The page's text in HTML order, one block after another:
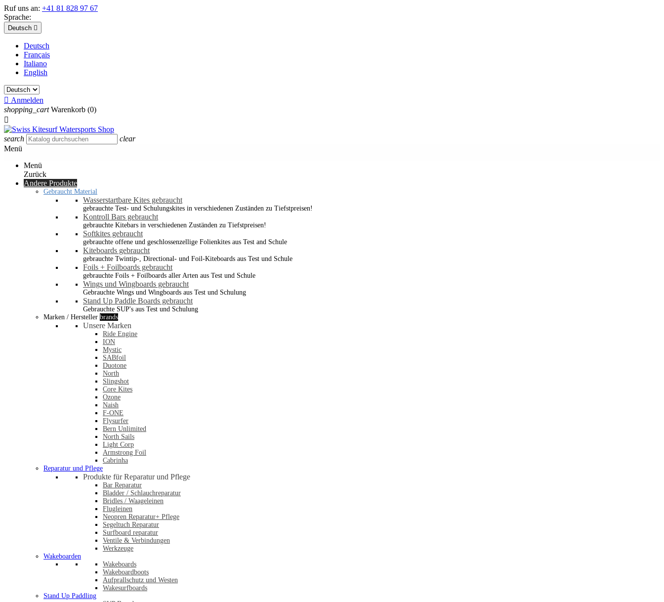
Ruf uns an: +41 81 828 97 67
Sprache:
Deutsch 
Deutsch
Français
Italiano
English
 Anmelden
shopping_cart Warenkorb (0)

search
clear
Menü
Menü
Zurück
Andere Produkte
Gebraucht Material
Wasserstartbare Kites gebraucht
gebrauchte Test- und Schulungskites in verschiedenen Zuständen zu Tiefstpreisen!
Kontroll Bars gebraucht
gebrauchte Kitebars in verschiedenen Zuständen zu Tiefstpreisen!
Softkites gebraucht
gebrauchte offene und geschlossenzellige Folienkites aus Test and Schule
Kiteboards gebraucht
gebrauchte Twintip-, Directional- und Foil-Kiteboards aus Test und Schule
Foils + Foilboards gebraucht
gebrauchte Foils + Foilboards aller Arten aus Test und Schule
Wings und Wingboards gebraucht
Gebrauchte Wings und Wingboards aus Test und Schulung
Stand Up Paddle Boards gebraucht
Gebrauchte SUP's aus Test und Schulung
Marken / Hersteller brands
Unsere Marken
Ride Engine
ION
Mystic
SABfoil
Duotone
North
Slingshot
Core Kites
Ozone
Naish
F-ONE
Flysurfer
Bern Unlimited
North Sails
Light Corp
Armstrong Foil
Cabrinha
Reparatur und Pflege
Produkte für Reparatur und Pflege
Bar Reparatur
Bladder / Schlauchreparatur
Bridles / Waageleinen
Flugleinen
Neopren Reparatur+ Pflege
Segeltuch Reparatur
Surfboard reparatur
Ventile & Verbindungen
Werkzeuge
Wakeboarden
Wakeboards
Wakeboardboots
Aufprallschutz und Westen
Wakesurfboards
Stand Up Paddling